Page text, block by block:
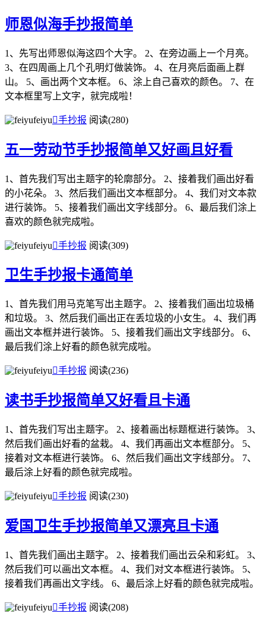
师恩似海手抄报简单
1、先写出师恩似海这四个大字。 2、在旁边画上一个月亮。
3、在四周画上几个孔明灯做装饰。 4、在月亮后面画上群
山。 5、画出两个文本框。 6、涂上自己喜欢的颜色。 7、在
文本框里写上文字，就完成啦！
feiyu手抄报 阅读(280)
五一劳动节手抄报简单又好画且好看
1、首先我们写出主题字的轮廓部分。 2、接着我们画出好看
的小花朵。 3、然后我们画出文本框部分。 4、我们对文本款
进行装饰。 5、接着我们画出文字线部分。 6、最后我们涂上
喜欢的颜色就完成啦。
feiyu手抄报 阅读(309)
卫生手抄报卡通简单
1、首先我们用马克笔写出主题字。 2、接着我们画出垃圾桶
和垃圾。 3、然后我们画出正在丢垃圾的小女生。 4、我们再
画出文本框并进行装饰。 5、接着我们画出文字线部分。 6、
最后我们涂上好看的颜色就完成啦。
feiyu手抄报 阅读(236)
读书手抄报简单又好看且卡通
1、首先我们写出主题字。 2、接着画出标题框进行装饰。 3、
然后我们画出好看的盆栽。 4、我们再画出文本框部分。 5、
接着对文本框进行装饰。 6、然后我们画出文字线部分。 7、
最后涂上好看的颜色就完成啦。
feiyu手抄报 阅读(230)
爱国卫生手抄报简单又漂亮且卡通
1、首先我们画出主题字。 2、接着我们画出云朵和彩虹。 3、
然后我们可以画出文本框。 4、我们对文本框进行装饰。 5、
接着我们再画出文字线。 6、最后涂上好看的颜色就完成啦。
feiyu手抄报 阅读(208)